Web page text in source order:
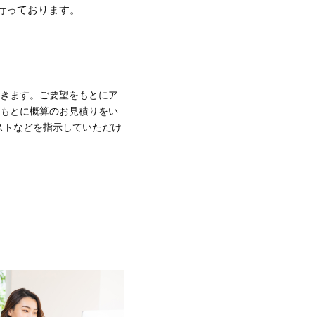
ております。
ます。ご要望をもとにア
とに概算のお見積りをい
などを指示していただけ